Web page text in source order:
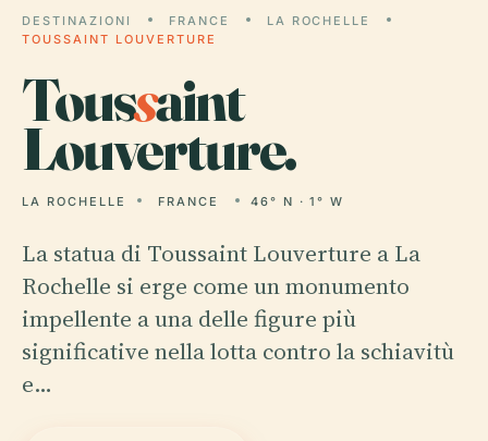
DESTINAZIONI FRANCE
LA ROCHELLE
TOUSSAINT LOUVERTURE
Toussaint
Louverture.
LA ROCHELLE FRANCE 46° N · 1° W
La statua di Toussaint Louverture a La
Rochelle si erge come un monumento
impellente a una delle figure più
significative nella lotta contro la schiavitù
e…